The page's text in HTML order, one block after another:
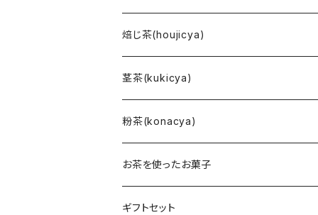
焙じ茶(houjicya)
茎茶(kukicya)
粉茶(konacya)
お茶を使ったお菓子
ギフトセット